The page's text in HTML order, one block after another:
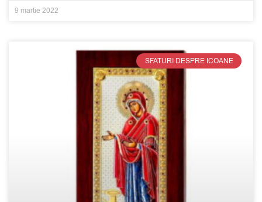
9 martie 2022
SFATURI DESPRE ICOANE